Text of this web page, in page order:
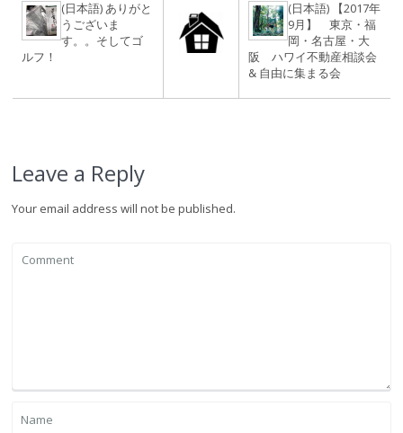
(日本語) ありがと
うございま
す。。そしてゴ
ルフ！
(日本語) 【2017年
9月】 東京・福
岡・名古屋・大
阪 ハワイ不動産相談会
& 自由に集まる会
Leave a Reply
Your email address will not be published.